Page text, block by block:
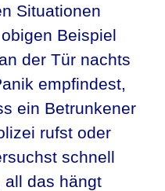
Situationen
Beispiel
der Tür nachts
empfindest,
ein Betrunkener
rufst oder
schnell
all das hängt